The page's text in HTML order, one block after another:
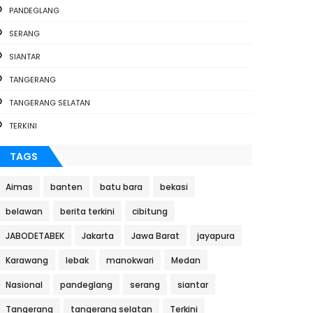
PANDEGLANG
SERANG
SIANTAR
TANGERANG
TANGERANG SELATAN
TERKINI
TAGS
Aimas banten batu bara bekasi
belawan berita terkini cibitung
JABODETABEK Jakarta Jawa Barat jayapura
Karawang lebak manokwari Medan
Nasional pandeglang serang siantar
Tangerang tangerang selatan Terkini